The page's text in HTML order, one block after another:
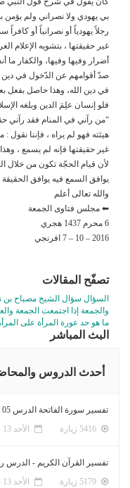
بي يهودي ولا نصراني ولم يؤمن
رجلاً يهودياً أو نصرانياً أو
غير حقيقتها ، بتشويه الإعلام
أضرار وفيها وفيها، والكفار
صدّ أقوامهم عن الدّخول في دين
في دين الله، وهذا حاصل بفعل
فلو إنسان علِمَ الدين وبلغه
“من رآني في المنام فقد رآني
هيئته فهو لم يراه ، فإننا
غير حقيقتها فإنه لم يسمع ،
لأن قيام الحجّة تكون من خلال
يوافق السمع فيه يوافق الحقيقة
والله تعالى أعلم
⬅ مجلس فتاوى الجمعة
6 محرم 1437 هجري
2016 – 10 – 7 افرنجي
تصفّح المقالات
السؤال سؤال الشيخ مصباح بن
والجمعة إذا اجتمعت الجمعة
ما هو حد عورة المرأة على
البث المباشر
أحدث الدروس
تفسير سورة الفاتحة الدرس 05
الأحد 13 شعبان 1447ﻫ 1-2-2026م
تفسير القرآن الكريم - الدرس
الأحد 13 شعبان 1447ﻫ 1-2-2026م